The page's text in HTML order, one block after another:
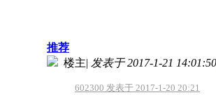
推荐
楼主| 发表于 2017-1-21 14:01:50
602300 发表于 2017-1-20 20:21